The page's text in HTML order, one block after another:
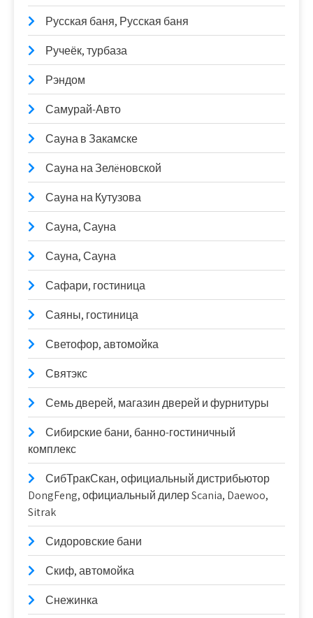
Русская баня, Русская баня
Ручеёк, турбаза
Рэндом
Самурай-Авто
Сауна в Закамске
Сауна на Зелëновской
Сауна на Кутузова
Сауна, Сауна
Сауна, Сауна
Сафари, гостиница
Саяны, гостиница
Светофор, автомойка
Святэкс
Семь дверей, магазин дверей и фурнитуры
Сибирские бани, банно-гостиничный
комплекс
СибТракСкан, официальный дистрибьютор
DongFeng, официальный дилер Scania, Daewoo,
Sitrak
Сидоровские бани
Скиф, автомойка
Снежинка